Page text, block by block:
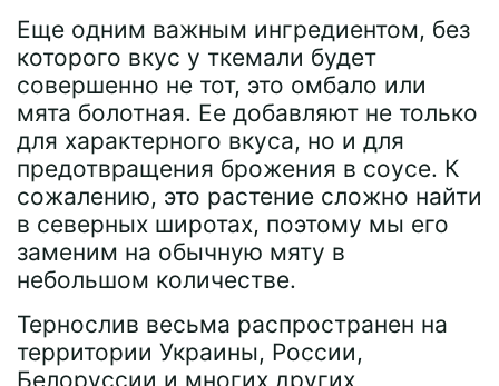
Еще одним важным ингредиентом, без
которого вкус у ткемали будет
совершенно не тот, это омбало или
мята болотная. Ее добавляют не только
для характерного вкуса, но и для
предотвращения брожения в соусе. К
сожалению, это растение сложно найти
в северных широтах, поэтому мы его
заменим на обычную мяту в
небольшом количестве.
Тернослив весьма распространен на
территории Украины, России,
Белоруссии и многих других